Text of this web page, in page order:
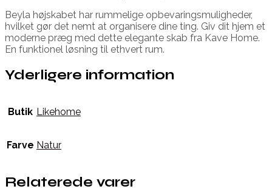
Beyla højskabet har rummelige opbevaringsmuligheder,
hvilket gør det nemt at organisere dine ting. Giv dit hjem et
moderne præg med dette elegante skab fra Kave Home.
En funktionel løsning til ethvert rum.
Yderligere information
Butik Likehome
Farve Natur
Relaterede varer